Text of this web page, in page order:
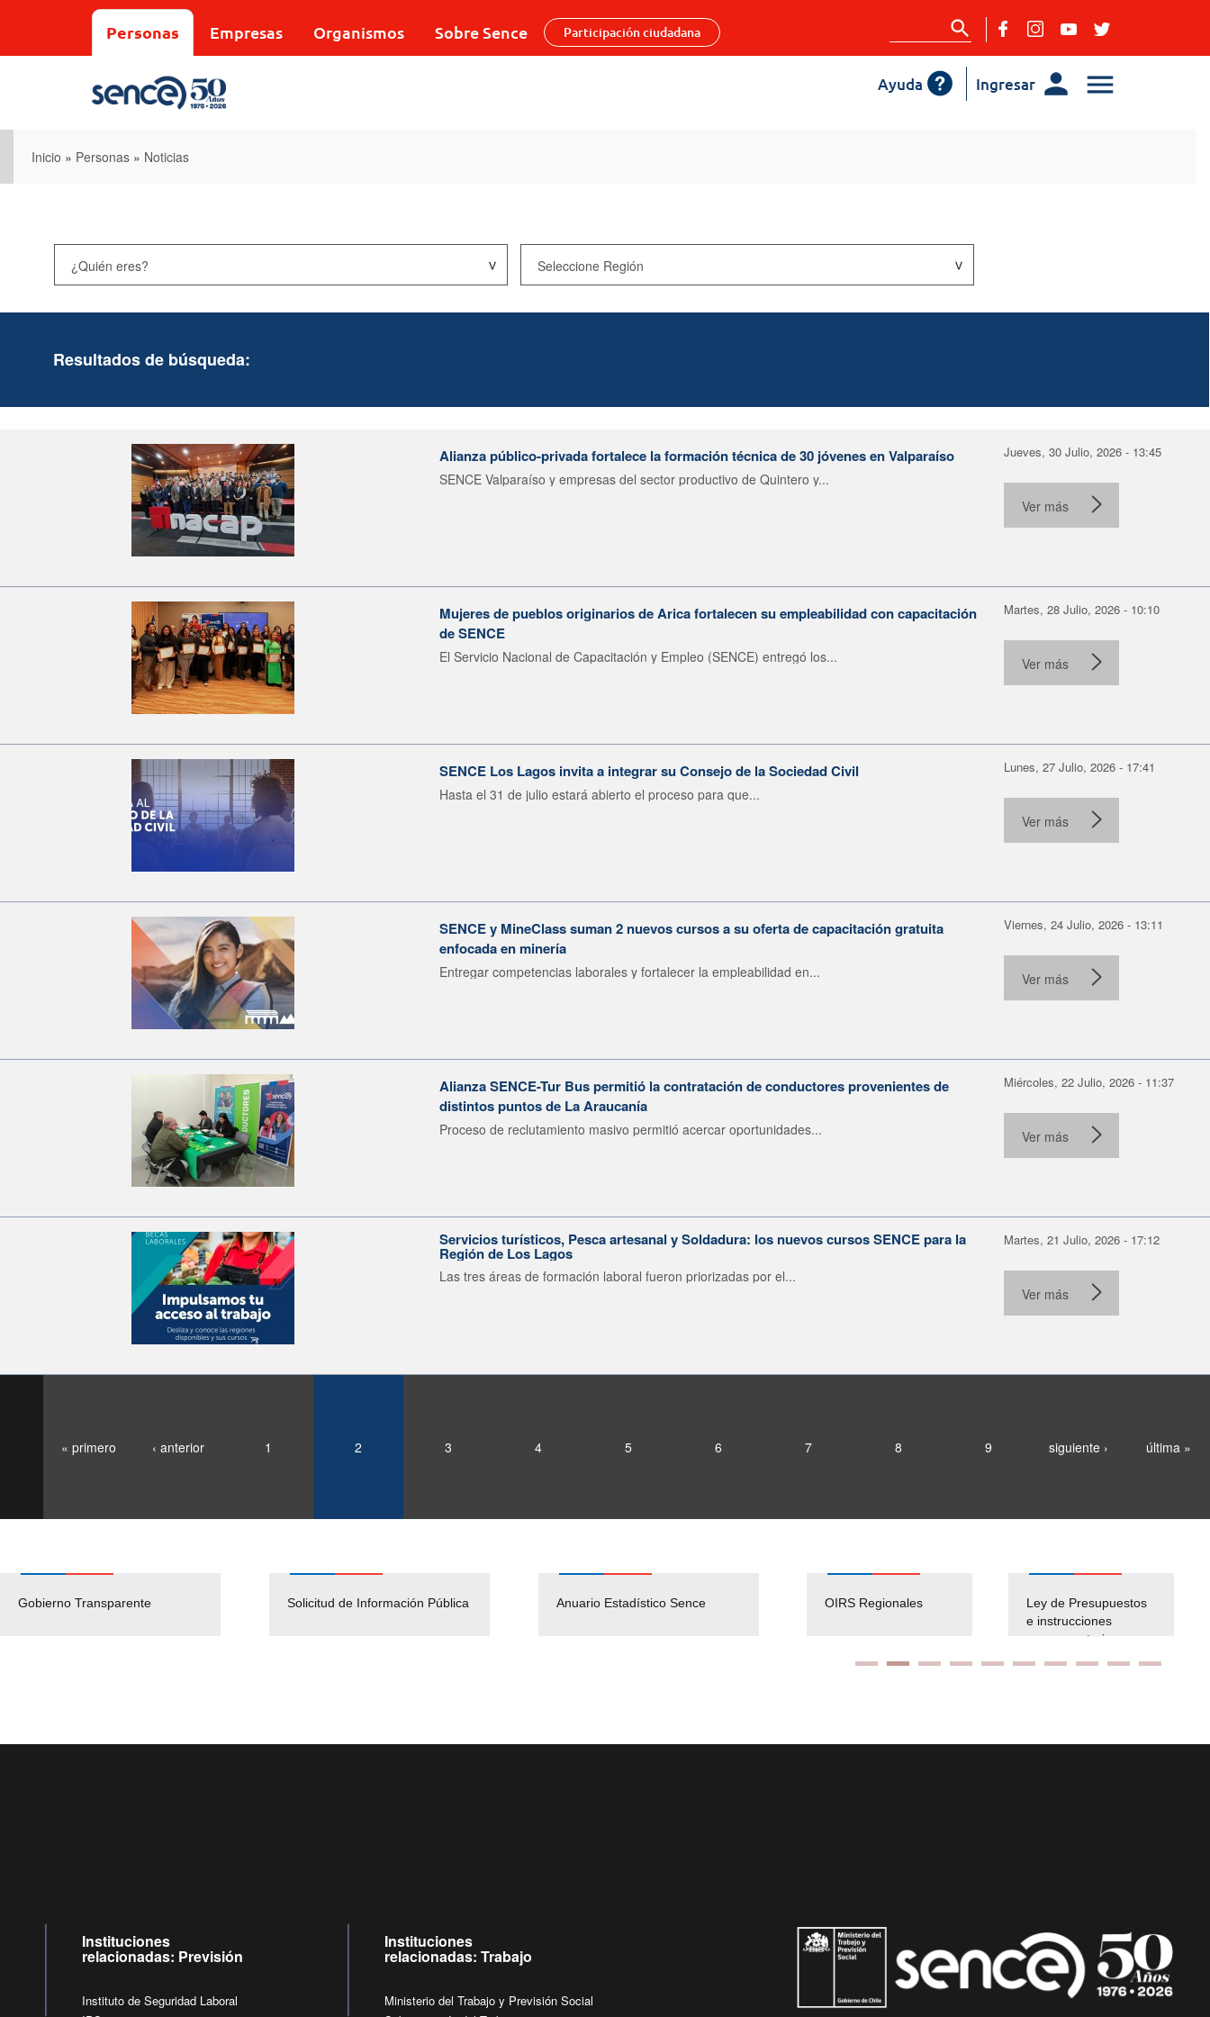
Personas Empresas Organismos Sobre Sence Participación ciudadana
Ingresar
Ayuda
Inicio » Personas » Noticias
Resultados de búsqueda:
Alianza público-privada fortalece la formación técnica de 30 jóvenes en Valparaíso
SENCE Valparaíso y empresas del sector productivo de Quintero y...
Jueves, 30 Julio, 2026 - 13:45
Ver más
Mujeres de pueblos originarios de Arica fortalecen su empleabilidad con capacitación
de SENCE
El Servicio Nacional de Capacitación y Empleo (SENCE) entregó los...
Martes, 28 Julio, 2026 - 10:10
Ver más
SENCE Los Lagos invita a integrar su Consejo de la Sociedad Civil
Hasta el 31 de julio estará abierto el proceso para que...
Lunes, 27 Julio, 2026 - 17:41
Ver más
SENCE y MineClass suman 2 nuevos cursos a su oferta de capacitación gratuita
enfocada en minería
Entregar competencias laborales y fortalecer la empleabilidad en...
Viernes, 24 Julio, 2026 - 13:11
Ver más
Alianza SENCE-Tur Bus permitió la contratación de conductores provenientes de
distintos puntos de La Araucanía
Proceso de reclutamiento masivo permitió acercar oportunidades...
Miércoles, 22 Julio, 2026 - 11:37
Ver más
Servicios turísticos, Pesca artesanal y Soldadura: los nuevos cursos SENCE para la
Región de Los Lagos
Las tres áreas de formación laboral fueron priorizadas por el...
Martes, 21 Julio, 2026 - 17:12
Ver más
« primero ‹ anterior 1 2 3 4 5 6 7 8 9 siguiente › última »
Gobierno Transparente Solicitud de Información Pública Anuario Estadístico Sence
Pago Proveedores
Empleos Públicos
Solicitud Audiencias y
OIRS Regionales
Ley de Presupuestos
e instrucciones
presuspuetarias
Instituciones
relacionadas: Previsión
Instituto de Seguridad Laboral
Instituciones
relacionadas: Trabajo
Ministerio del Trabajo y Previsión Social